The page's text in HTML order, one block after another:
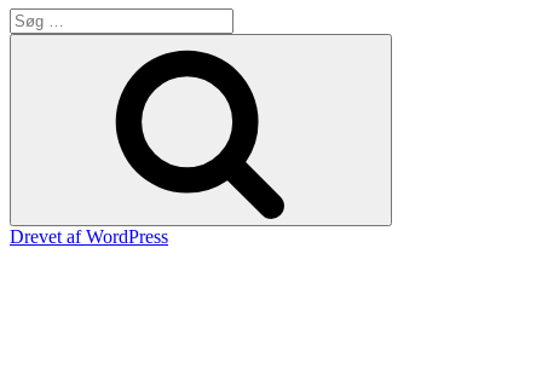
Søg
efter:
Drevet af WordPress